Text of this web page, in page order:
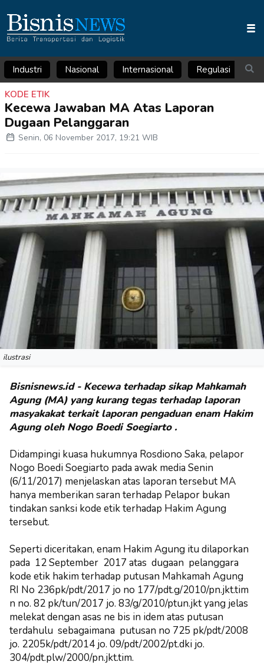
Industri Nasional Internasional Regulasi
KODE ETIK
Kecewa Jawaban MA Atas Laporan
Dugaan Pelanggaran
Senin, 06 November 2017, 19:21 WIB
ilustrasi
Bisnisnews.id - Kecewa terhadap sikap Mahkamah
Agung (MA) yang kurang tegas terhadap laporan
masyakakat terkait laporan pengaduan enam Hakim
Agung oleh Nogo Boedi Soegiarto .
Didampingi kuasa hukumnya Rosdiono Saka, pelapor
Nogo Boedi Soegiarto pada awak media Senin
(6/11/2017) menjelaskan atas laporan tersebut MA
hanya memberikan saran terhadap Pelapor bukan
tindakan sanksi kode etik terhadap Hakim Agung
tersebut.
Seperti diceritakan, enam Hakim Agung itu dilaporkan
pada 12 September 2017 atas dugaan pelanggara
kode etik hakim terhadap putusan Mahkamah Agung
RI No 236pk/pdt/2017 jo no 177/pdt.g/2010/pn.jkt.tim
n no. 82 pk/tun/2017 jo. 83/g/2010/ptun.jkt yang jelas
melekat dengan asas ne bis in idem atas putusan
terdahulu sebagaimana putusan no 725 pk/pdt/2008
jo. 2205k/pdt/2014 jo. 09/pdt/2002/pt.dki jo.
304/pdt.plw/2000/pn.jkt.tim.